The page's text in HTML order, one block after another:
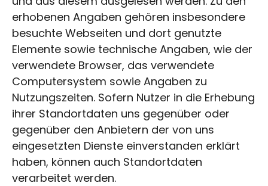
erhobenen Angaben gehören insbesondere
besuchte Webseiten und dort genutzte
Elemente sowie technische Angaben, wie der
verwendete Browser, das verwendete
Computersystem sowie Angaben zu
Nutzungszeiten. Sofern Nutzer in die Erhebung
ihrer Standortdaten uns gegenüber oder
gegenüber den Anbietern der von uns
eingesetzten Dienste einverstanden erklärt
haben, können auch Standortdaten
verarbeitet werden.